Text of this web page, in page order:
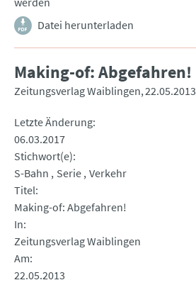
Datei herunterladen
Making-of: Abgefahren!
Zeitungsverlag Waiblingen 22.05.2013
Letzte Änderung
06.03.2017
Stichwort(e)
S-Bahn
Serie Verkehr
Titel
Making-of: Abgefahren!
In
Zeitungsverlag Waiblingen
Am
22.05.2013